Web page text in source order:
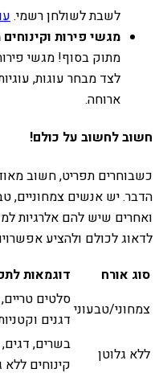
לשבת לשולחן רשמי.
מגשי פירות
מתוק בסוף! מגשי
לצד מבחר עוגות,
ארוחה.
חשוב לחשוב על כולם!
כשבוחרים תפריט, חשוב
הדבר. יש אנשים צמחוניים,
ואחרים שיש להם אלרגיות
לדאוג לכולם ולהציע
סוג אורח
דוגמאות
צמחוני/טבעוני
סלטים
דגנים
ללא גלוטן
בשרים,
קינוחים ללא